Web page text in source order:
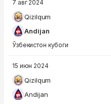
7 авг 2024
Qizilqum
Andijan
Ўзбекистон кубоги
15 июн 2024
Qizilqum
Andijan